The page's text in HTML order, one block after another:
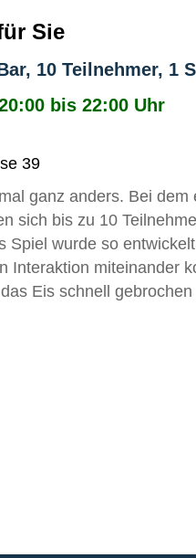
Sie
10 Teilnehmer, 1
bis 22:00 Uhr
39
ganz anders. Bei
sich bis zu 10
Spiel wurde so
Interaktion miteinander
Eis schnell gebrochen